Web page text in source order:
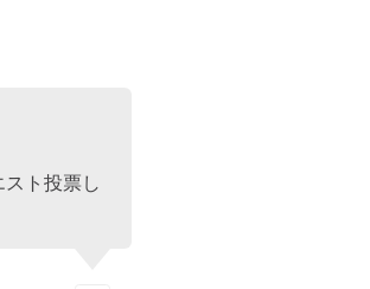
スト投票し